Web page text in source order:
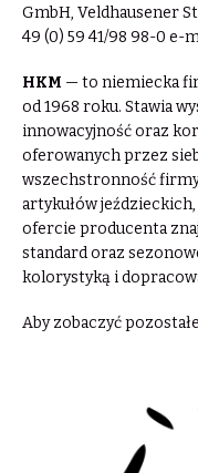
GmbH, Veldhausener
49 (0) 59 41/98 98-0 e-
HKM — to niemiecka
od 1968 roku. Stawia
innowacyjność oraz
oferowanych przez
wszechstronność
artykułów
ofercie producenta
standard oraz
kolorystyką i
Aby zobaczyć